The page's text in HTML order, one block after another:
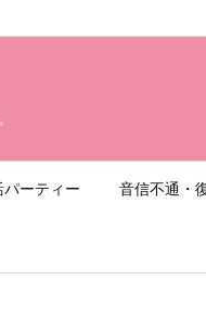
パーティー 音信不通・